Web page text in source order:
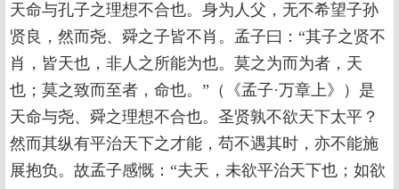
天命与孔子之理想不合也。身为人父，无不希望子孙
贤良，然而尧、舜之子皆不肖。孟子曰：“其子之贤不
肖，皆天也，非人之所能为也。莫之为而为者，天
也；莫之致而至者，命也。”（《孟子·万章上》）是
天命与尧、舜之理想不合也。圣贤孰不欲天下太平？
然而其纵有平治天下之才能，苟不遇其时，亦不能施
展抱负。故孟子感慨：“夫天，未欲平治天下也；如欲